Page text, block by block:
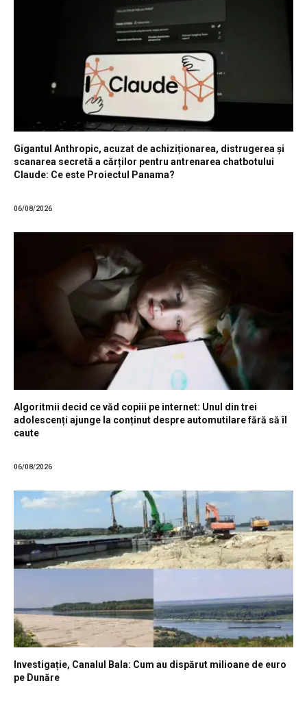
Gigantul Anthropic, acuzat de achiziționarea, distrugerea și
scanarea secretă a cărților pentru antrenarea chatbotului
Claude: Ce este Proiectul Panama?
06/08/2026
Algoritmii decid ce văd copiii pe internet: Unul din trei
adolescenți ajunge la conținut despre automutilare fără să îl
caute
06/08/2026
Investigație, Canalul Bala: Cum au dispărut milioane de euro
pe Dunăre